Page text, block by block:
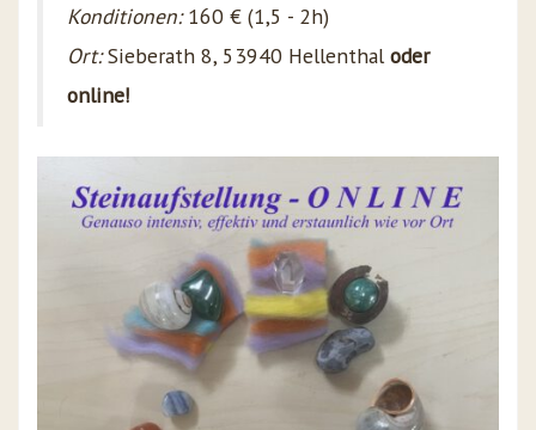
Konditionen:160 € (1,5 - 2h)
Ort:Sieberath 8, 53940 Hellenthal oder
online!